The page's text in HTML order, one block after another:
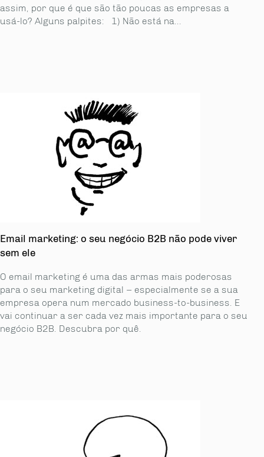
assim, por que é que são tão poucas as empresas a
usá-lo? Alguns palpites: 1) Não está na...
Email marketing: o seu negócio B2B não pode viver
sem ele
O email marketing é uma das armas mais poderosas
para o seu marketing digital – especialmente se a sua
empresa opera num mercado business-to-business. E
vai continuar a ser cada vez mais importante para o seu
negócio B2B. Descubra por quê.